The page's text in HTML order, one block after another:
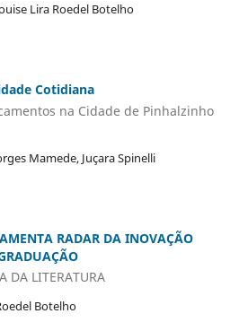
Lira Roedel Botelho
Cotidiana
na Cidade de Pinhalzinho
Mamede, Juçara Spinelli
RADAR DA INOVAÇÃO
DA LITERATURA
Botelho